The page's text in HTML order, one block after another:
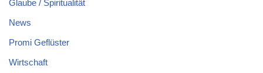
Glaube / Spiritualität
News
Promi Geflüster
Wirtschaft